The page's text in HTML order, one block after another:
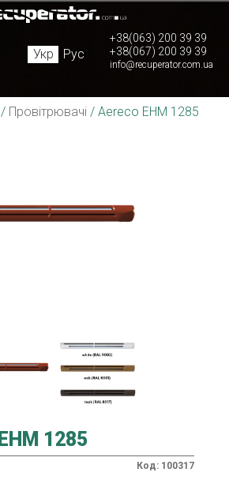
Укр Рус
+38(063) 200 39 39
+38(067) 200 39 39
info@recuperator.com.ua
/ Провітрювачі / Aereco EHM 1285
EHM 1285
Код: 100317